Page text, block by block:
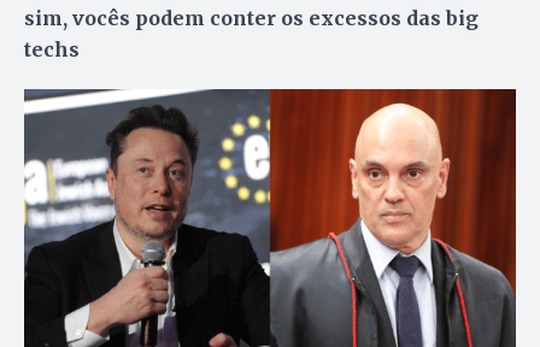
sim, vocês podem conter os excessos das big
techs